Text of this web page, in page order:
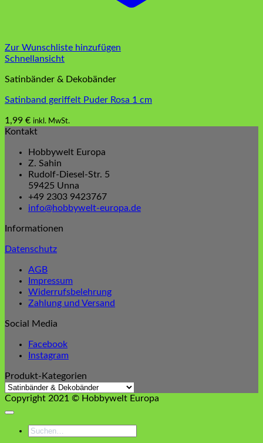
Zur Wunschliste hinzufügen
Schnellansicht
Satinbänder & Dekobänder
Satinband geriffelt Puder Rosa 1 cm
1,99 € inkl. MwSt.
Kontakt
Hobbywelt Europa
Z. Sahin
Rudolf-Diesel-Str. 5
59425 Unna
+49 2303 9423767
info@hobbywelt-europa.de
Informationen
Datenschutz
AGB
Impressum
Widerrufsbelehrung
Zahlung und Versand
Social Media
Facebook
Instagram
Produkt-Kategorien
Copyright 2021 © Hobbywelt Europa
Suchen